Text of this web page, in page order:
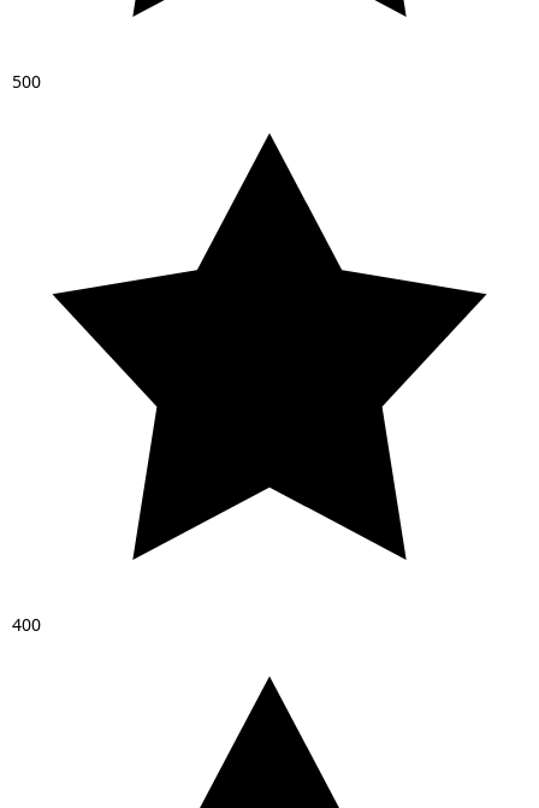
500
400